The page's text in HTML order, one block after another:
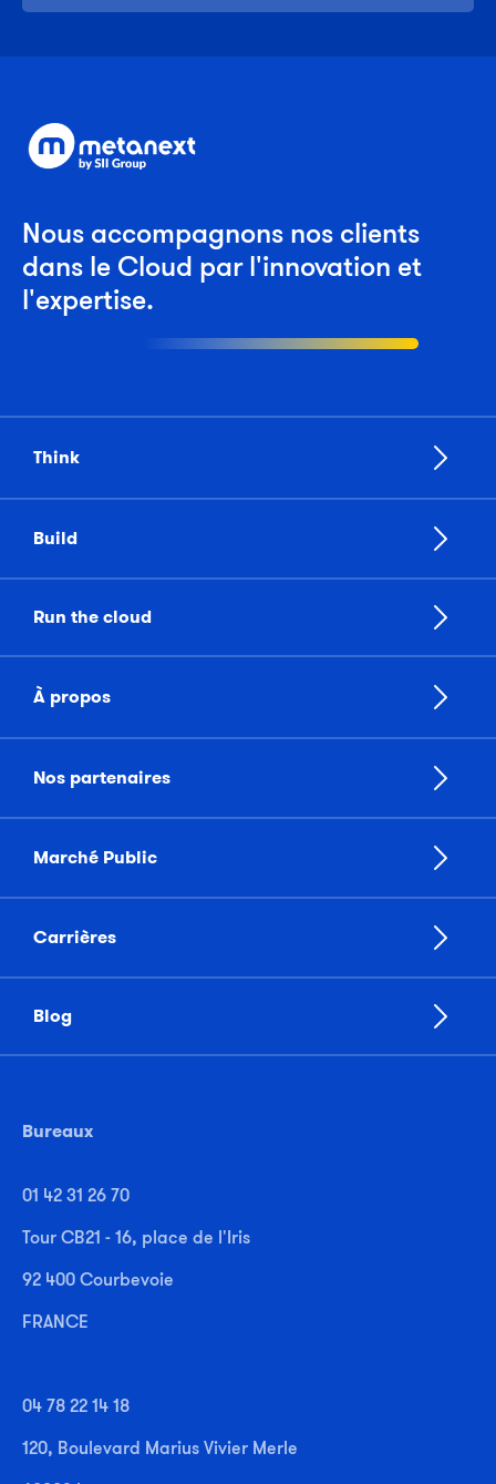
Nous accompagnons nos clients
dans le Cloud par l'innovation et
l'expertise.
Think
Build
Run the cloud
À propos
Nos partenaires
Marché Public
Carrières
Blog
Bureaux
01 42 31 26 70
Tour CB21 - 16, place de l'Iris
92 400 Courbevoie
FRANCE
04 78 22 14 18
120, Boulevard Marius Vivier Merle